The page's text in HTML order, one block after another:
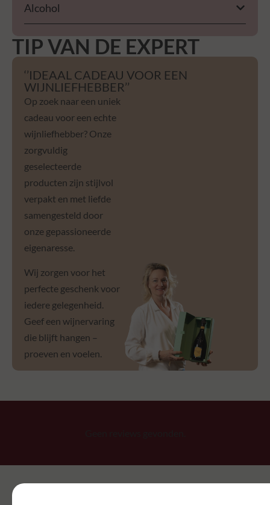
Alcohol
TIP VAN DE EXPERT
‘’IDEAAL CADEAU VOOR EEN
WIJNLIEFHEBBER’’
Op zoek naar een uniek
cadeau voor een echte
wijnliefhebber? Onze
zorgvuldig
geselecteerde
producten zijn stijlvol
verpakt en met liefde
samengesteld door
onze gepassioneerde
eigenaresse.
Wij zorgen voor het
perfecte geschenk voor
iedere gelegenheid.
Geef een wijnervaring
die blijft hangen –
proeven en voelen.